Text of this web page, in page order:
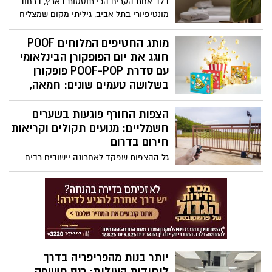
מחודשת בשוק הנדל״ן – עם עלייה בביקושים
מונטיפיורי בתל אביב, גיליתי מקום שמצליח
לעשות את הבלתי אפשרי להיות קרוב להכול
– ולהרגיש רחוק מהכול
מותג החטיפים המלוחים POOF
חוגג את יום הפופקורן הבינלאומי
עם סדרת POOF-POP פופקורן
בשלושה טעמים שונים: חמאה,
טבעי וקרמל
הצפות החורף פוגעות בשערים
חשמליים: מנועים תקולים וקריאות
חירום בדרום
גל ההצפות שפקד לאחרונה יישובים רבים
בדרום גרם לנזקים משמעותיים לשערים
חשמליים בבתים פרטיים, מוסדות ועסקים.
אחד הנזקים הנפוצים והיקרים ביותר הוא
פגיעה במנועי השערים – רכיב רגיש במיוחד
למים וללחות.
יותר בנות מהפריפריה בדרך